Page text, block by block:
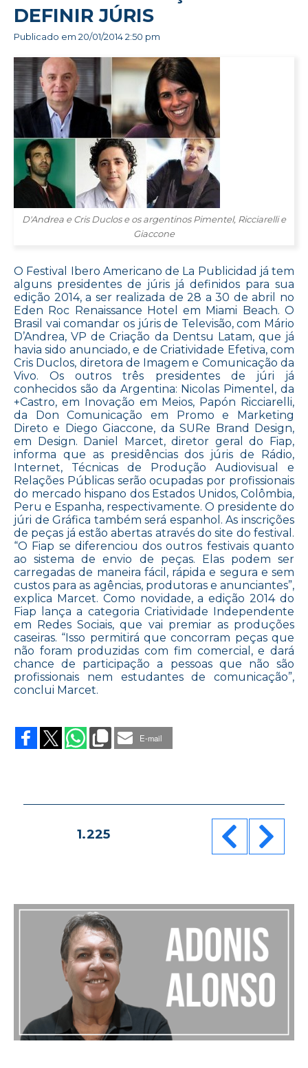
DEFINIR JÚRIS
Publicado em 20/01/2014 2:50 pm
D'Andrea e Cris Duclos e os argentinos Pimentel, Ricciarelli e
Giaccone
O Festival Ibero Americano de La Publicidad já tem
alguns presidentes de júris já definidos para sua
edição 2014, a ser realizada de 28 a 30 de abril no
Eden Roc Renaissance Hotel em Miami Beach. O
Brasil vai comandar os júris de Televisão, com Mário
D’Andrea, VP de Criação da Dentsu Latam, que já
havia sido anunciado, e de Criatividade Efetiva, com
Cris Duclos, diretora de Imagem e Comunicação da
Vivo. Os outros três presidentes de júri já
conhecidos são da Argentina: Nicolas Pimentel, da
+Castro, em Inovação em Meios, Papón Ricciarelli,
da Don Comunicação em Promo e Marketing
Direto e Diego Giaccone, da SURe Brand Design,
em Design. Daniel Marcet, diretor geral do Fiap,
informa que as presidências dos júris de Rádio,
Internet, Técnicas de Produção Audiovisual e
Relações Públicas serão ocupadas por profissionais
do mercado hispano dos Estados Unidos, Colômbia,
Peru e Espanha, respectivamente. O presidente do
júri de Gráfica também será espanhol. As inscrições
de peças já estão abertas através do site do festival.
“O Fiap se diferenciou dos outros festivais quanto
ao sistema de envio de peças. Elas podem ser
carregadas de maneira fácil, rápida e segura e sem
custos para as agências, produtoras e anunciantes”,
explica Marcet. Como novidade, a edição 2014 do
Fiap lança a categoria Criatividade Independente
em Redes Sociais, que vai premiar as produções
caseiras. “Isso permitirá que concorram peças que
não foram produzidas com fim comercial, e dará
chance de participação a pessoas que não são
profissionais nem estudantes de comunicação”,
conclui Marcet.
2014
COMEÇA
E-mail
Paginação
posts
PÁGINA1.225